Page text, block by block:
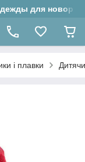
для
і плавки